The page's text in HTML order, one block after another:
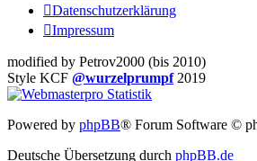
Datenschutzerklärung
Impressum
modified by Petrov2000 (bis 2010)
Style KCF @wurzelprumpf2019
Powered by phpBB® Forum Software ©
Deutsche Übersetzung durch phpBB.de